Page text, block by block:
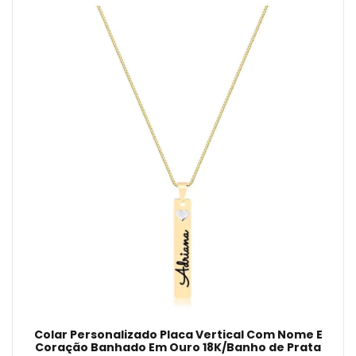
Colar Personalizado Placa Vertical Com Nome E
Coração Banhado Em Ouro 18K/Banho de Prata